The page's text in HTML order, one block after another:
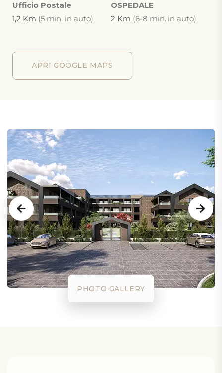
Ufficio Postale
1,2 Km (5 min. in auto)
OSPEDALE
2 Km (6-8 min. in auto)
APRI GOOGLE MAPS
APRI GOOGLE MAPS
PHOTO GALLERY